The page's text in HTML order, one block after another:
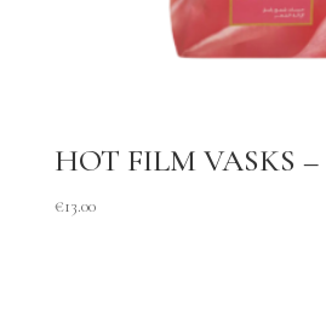
HOT FILM VASKS –
€13.00